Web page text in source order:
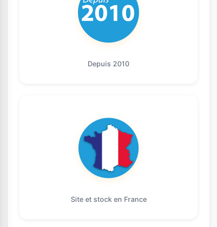
Depuis 2010
Site et stock en France